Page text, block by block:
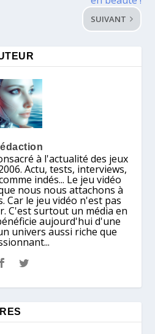
SUIVANT
à l'actualité des jeux
Actu, tests, interviews,
indés... Le jeu vidéo
nous nous attachons à
Car le jeu vidéo n'est pas
C'est surtout un média en
aujourd'hui d'une
univers aussi riche que